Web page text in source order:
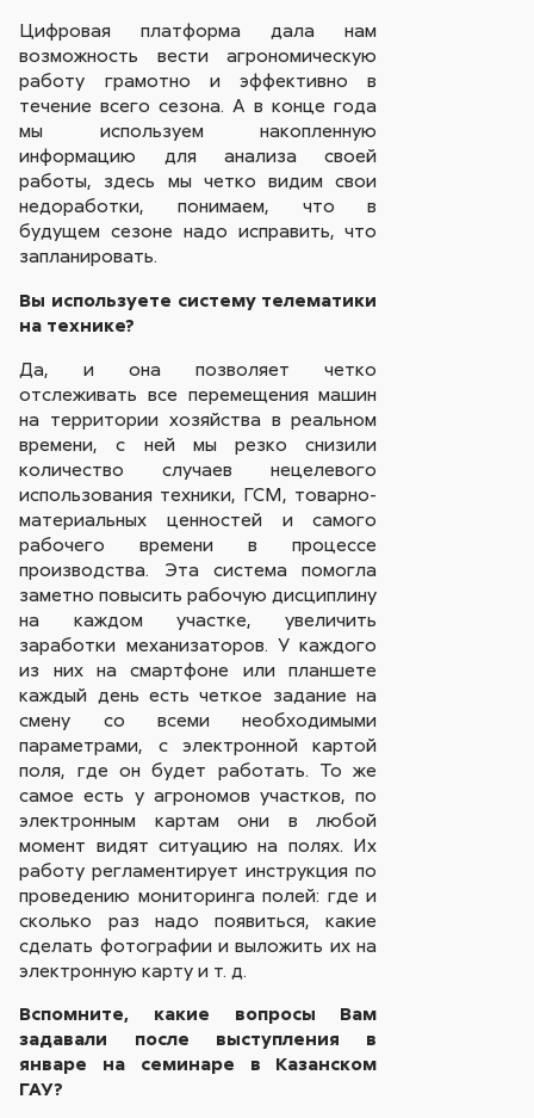
Цифровая платформа дала нам
возможность вести агрономическую
работу грамотно и эффективно в
течение всего сезона. А в конце года
мы используем накопленную
информацию для анализа своей
работы, здесь мы четко видим свои
недоработки, понимаем, что в
будущем сезоне надо исправить, что
запланировать.
Вы используете систему телематики
на технике?
Да, и она позволяет четко
отслеживать все перемещения машин
на территории хозяйства в реальном
времени, с ней мы резко снизили
количество случаев нецелевого
использования техники, ГСМ, товарно-
материальных ценностей и самого
рабочего времени в процессе
производства. Эта система помогла
заметно повысить рабочую дисциплину
на каждом участке, увеличить
заработки механизаторов. У каждого
из них на смартфоне или планшете
каждый день есть четкое задание на
смену со всеми необходимыми
параметрами, с электронной картой
поля, где он будет работать. То же
самое есть у агрономов участков, по
электронным картам они в любой
момент видят ситуацию на полях. Их
работу регламентирует инструкция по
проведению мониторинга полей: где и
сколько раз надо появиться, какие
сделать фотографии и выложить их на
электронную карту и т. д.
Вспомните, какие вопросы Вам
задавали после выступления в
январе на семинаре в Казанском
ГАУ?